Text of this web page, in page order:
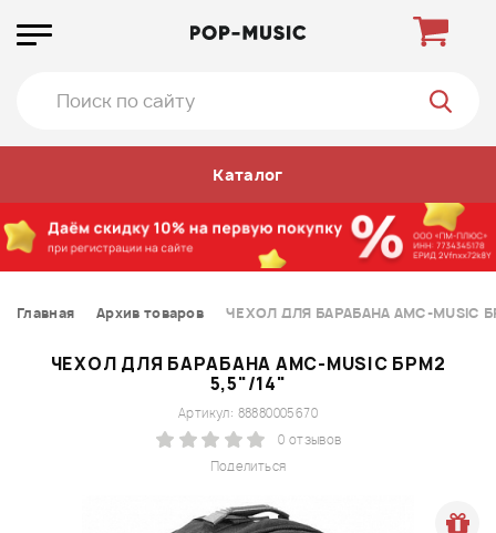
Каталог
Главная Архив товаров ЧЕХОЛ ДЛЯ БАРАБАНА AMC-MUSIC
ЧЕХОЛ ДЛЯ БАРАБАНА AMC-MUSIC БРМ2
5,5"/14"
Поделиться
Артикул: 88880005670
0 отзывов